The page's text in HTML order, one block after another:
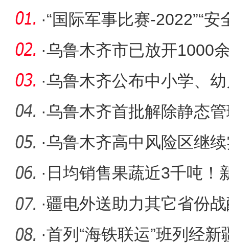
·“国际军事比赛-2022”“
国
·乌鲁木齐市已放开1000
措施
·乌鲁木齐公布中小学、
宜
·乌鲁木齐首批解除静态
有序“动
·乌鲁木齐高中风险区继
· 日均销售果蔬近3千吨！
力打通助
·疆电外送助力其它省份
·首列“海铁联运”班列经